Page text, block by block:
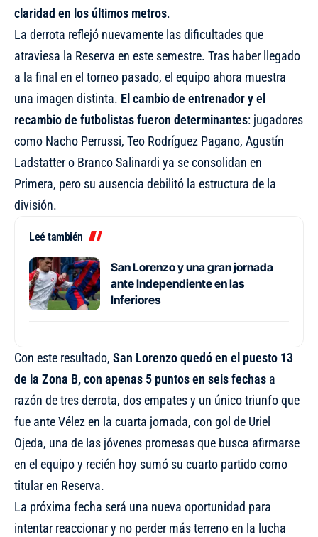
claridad en los últimos metros.
La derrota reflejó nuevamente las dificultades que
atraviesa la Reserva en este semestre. Tras haber llegado
a la final en el torneo pasado, el equipo ahora muestra
una imagen distinta. El cambio de entrenador y el
recambio de futbolistas fueron determinantes: jugadores
como Nacho Perrussi, Teo Rodríguez Pagano, Agustín
Ladstatter o Branco Salinardi ya se consolidan en
Primera, pero su ausencia debilitó la estructura de la
división.
Leé también
San Lorenzo y una gran jornada
ante Independiente en las
Inferiores
Con este resultado, San Lorenzo quedó en el puesto 13
de la Zona B, con apenas 5 puntos en seis fechas a
razón de tres derrota, dos empates y un único triunfo que
fue ante Vélez en la cuarta jornada, con gol de Uriel
Ojeda, una de las jóvenes promesas que busca afirmarse
en el equipo y recién hoy sumó su cuarto partido como
titular en Reserva.
La próxima fecha será una nueva oportunidad para
intentar reaccionar y no perder más terreno en la lucha